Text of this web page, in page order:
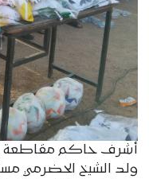
أشرف حاكم مقاطعة
ولد الشيخ الحضرمي